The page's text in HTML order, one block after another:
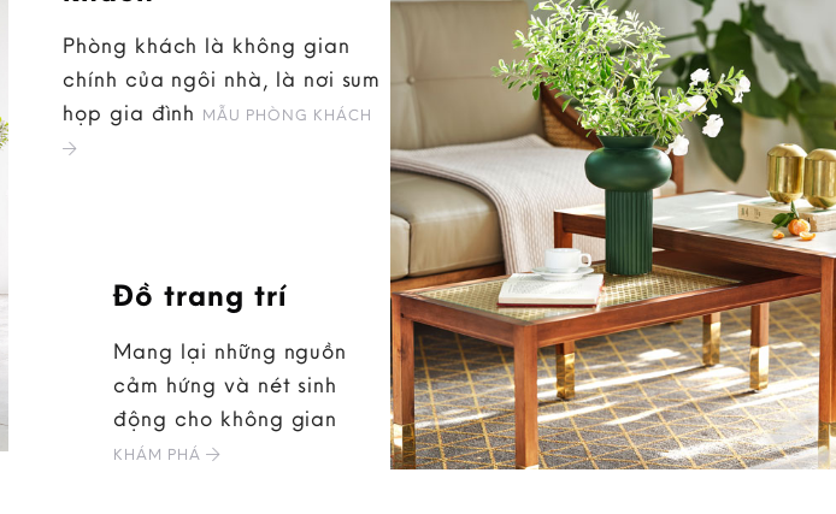
Phòng khách là không gian
chính của ngôi nhà, là nơi sum
họp gia đình MẪU PHÒNG KHÁCH
Đồ trang trí
Mang lại những nguồn
cảm hứng và nét sinh
động cho không gian
KHÁM PHÁ